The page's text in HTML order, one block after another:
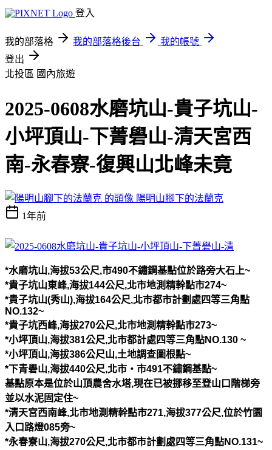
登入
我的部落格 我的部落格後台
我的帳號
登出
北投區 國內旅遊
2025-0608水磨坑山-貴子坑山-
小坪頂山-下菁礐山-清天宮西
南-永春寮-復興山北峰未竟
陽明山腳下的法蘭克
1年前
*水磨坑山,海拔53公尺,市490不鏽鋼基點位於路旁大石上~
*貴子坑山東峰,海拔144公尺,北市地測精幹點市274~
*貴子坑山(秀山),海拔164公尺,北市都市計劃處四等三角點
NO.132~
*貴子坑西峰,海拔270公尺,北市地測精幹點市273~
*小坪頂山,海拔381公尺,北市都計處四等三角點NO.130 ~
*小坪頂山,海拔386公尺山,土地調查圖根點~
*下青礐山,海拔440公尺,北市‧市491不鏽鋼基點~
基點原本是位於山頂農舍水塔,現在已被挪移至登山口階梯旁
並以水泥固定住~
*清天宮西南峰,北市地測精幹點市271,海拔377公尺,位於竹園
入口路燈085旁~
*永春寮山,海拔270公尺,北市都市計劃處四等三角點NO.131~